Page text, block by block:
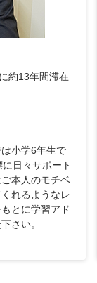
約13年間滞在
小学6年生で
日々サポート
本人のモチベ
れるようなレ
とに学習アド
さい。